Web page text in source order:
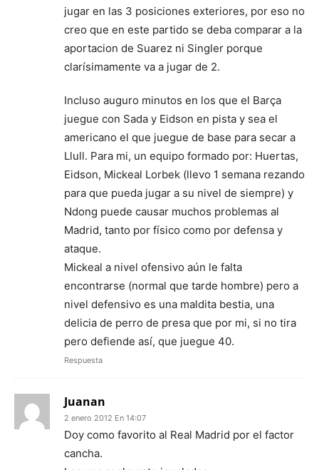
jugar en las 3 posiciones exteriores, por eso no
creo que en este partido se deba comparar a la
aportacion de Suarez ni Singler porque
clarísimamente va a jugar de 2.
Incluso auguro minutos en los que el Barça
juegue con Sada y Eidson en pista y sea el
americano el que juegue de base para secar a
Llull. Para mi, un equipo formado por: Huertas,
Eidson, Mickeal Lorbek (llevo 1 semana rezando
para que pueda jugar a su nivel de siempre) y
Ndong puede causar muchos problemas al
Madrid, tanto por físico como por defensa y
ataque.
Mickeal a nivel ofensivo aún le falta
encontrarse (normal que tarde hombre) pero a
nivel defensivo es una maldita bestia, una
delicia de perro de presa que por mi, si no tira
pero defiende así, que juegue 40.
Respuesta
Juanan
2 enero 2012 En 14:07
Doy como favorito al Real Madrid por el factor
cancha.